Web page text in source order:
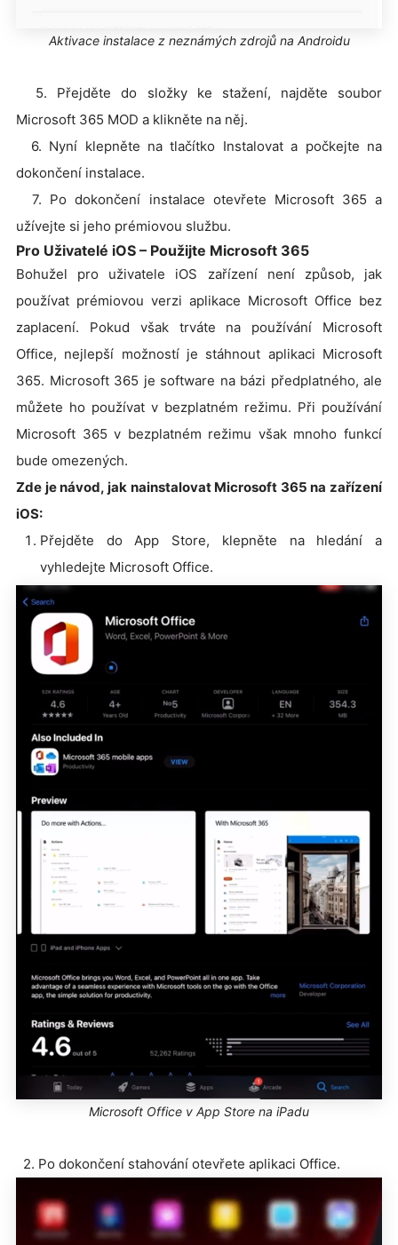
Aktivace instalace z neznámých zdrojů na Androidu
5. Přejděte do složky ke stažení, najděte soubor
Microsoft 365 MOD a klikněte na něj.
6. Nyní klepněte na tlačítko Instalovat a počkejte na
dokončení instalace.
7. Po dokončení instalace otevřete Microsoft 365 a
užívejte si jeho prémiovou službu.
Pro Uživatelé iOS – Použijte Microsoft 365
Bohužel pro uživatele iOS zařízení není způsob, jak
používat prémiovou verzi aplikace Microsoft Office bez
zaplacení. Pokud však trváte na používání Microsoft
Office, nejlepší možností je stáhnout aplikaci Microsoft
365. Microsoft 365 je software na bázi předplatného, ale
můžete ho používat v bezplatném režimu. Při používání
Microsoft 365 v bezplatném režimu však mnoho funkcí
bude omezených.
Zde je návod, jak nainstalovat Microsoft 365 na zařízení
iOS:
Přejděte do App Store, klepněte na hledání a
vyhledejte Microsoft Office.
Microsoft Office v App Store na iPadu
2. Po dokončení stahování otevřete aplikaci Office.